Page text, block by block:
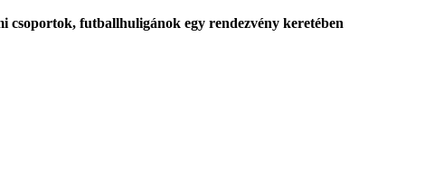
csoportok, futballhuligánok egy rendezvény keretében